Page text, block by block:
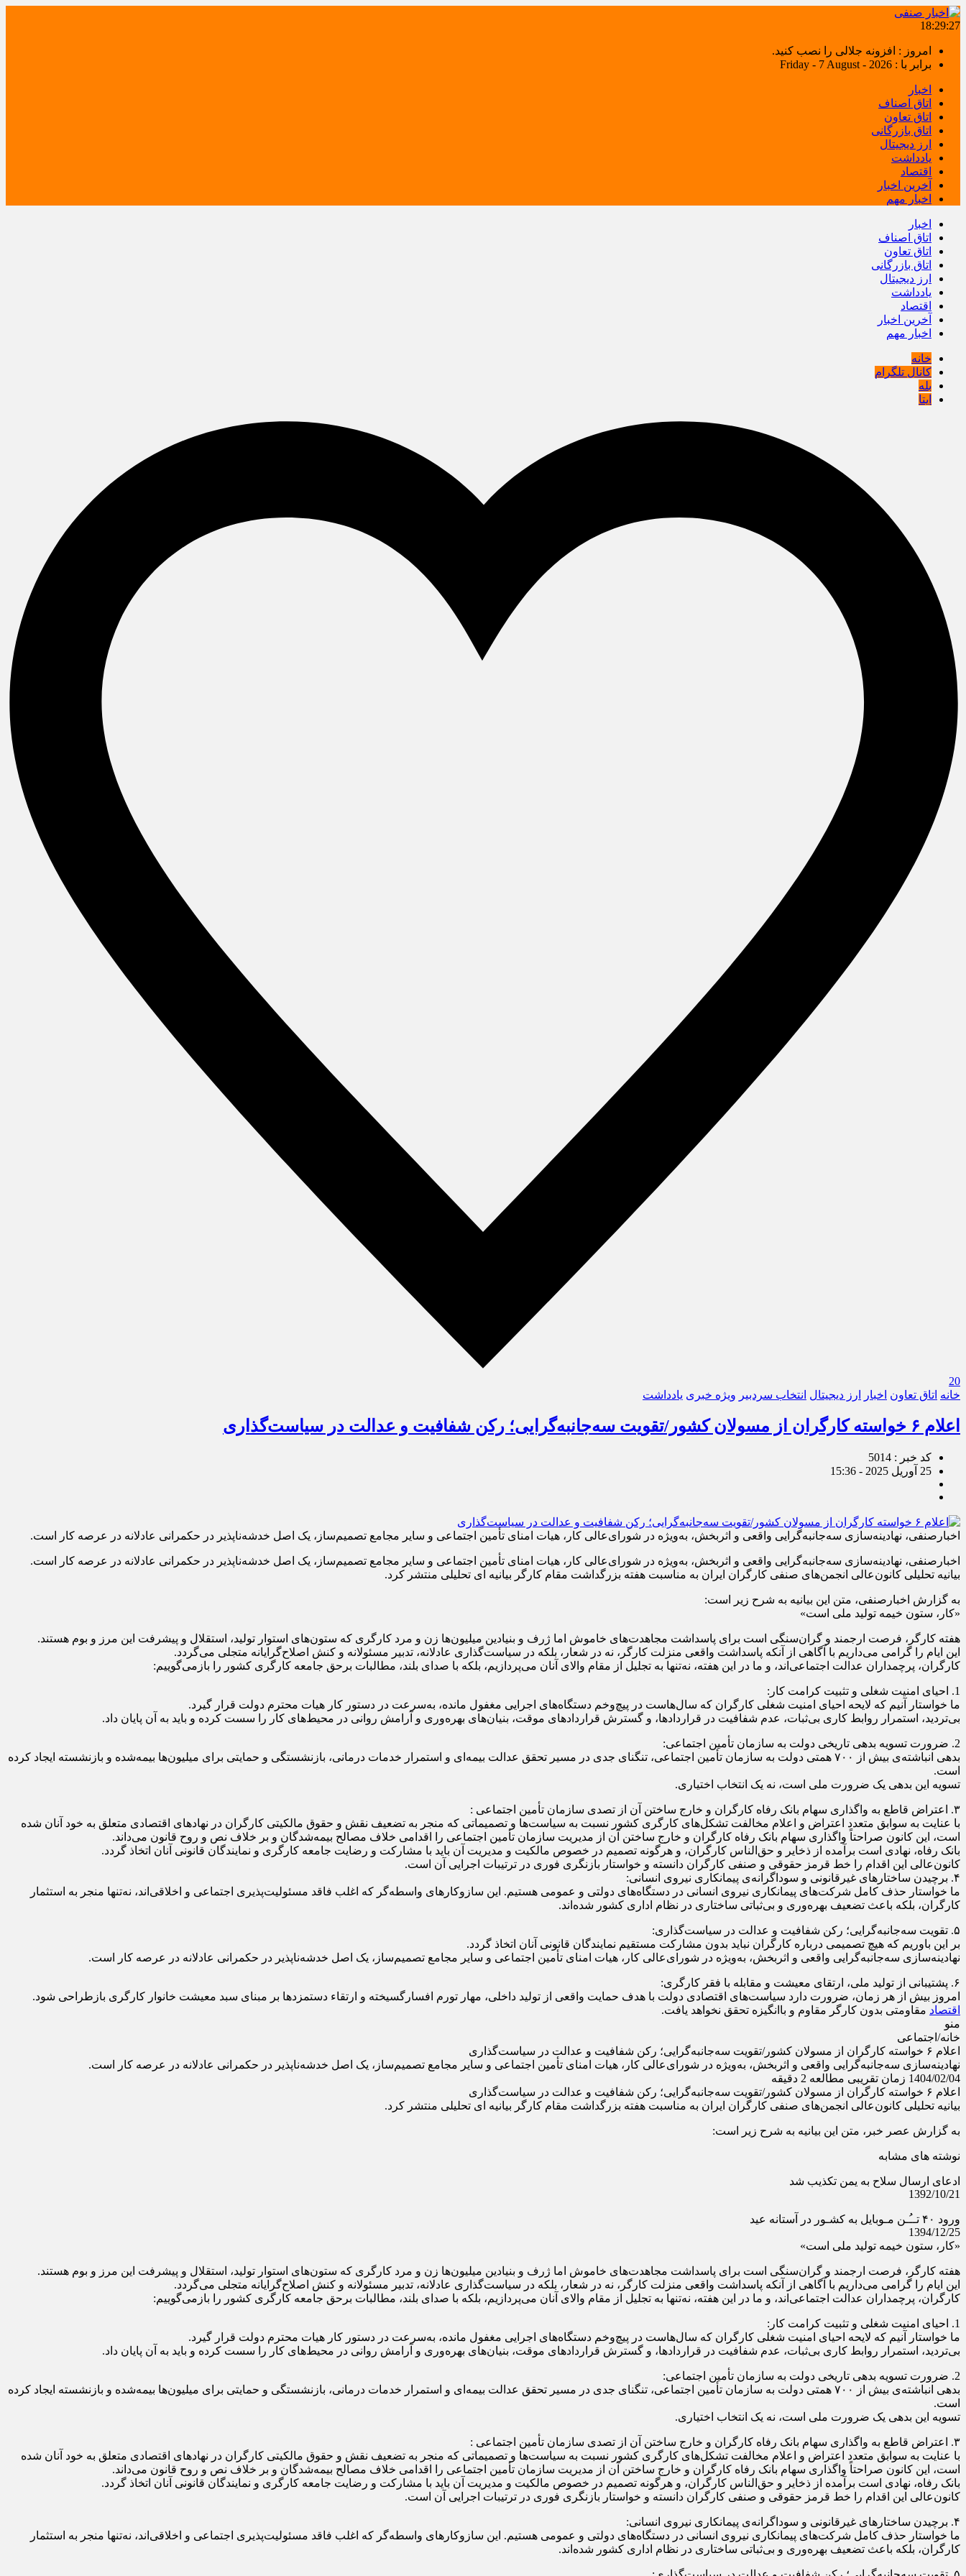
18:29:28
امروز : افزونه جلالی را نصب کنید.
برابر با : Friday - 7 August - 2026
اخبار
اتاق اصناف
اتاق تعاون
اتاق بازرگانی
ارز دیجیتال
یادداشت
اقتصاد
آخرین اخبار
اخبار مهم
اخبار
اتاق اصناف
اتاق تعاون
اتاق بازرگانی
ارز دیجیتال
یادداشت
اقتصاد
آخرین اخبار
اخبار مهم
خانه
کانال تلگرام
بله
ایتا
20
خانه اتاق تعاون اخبار ارز دیجیتال انتخاب سردبیر ویژه خبری یادداشت
اعلام ۶ خواسته کارگران از مسولان کشور/تقویت سه‌جانبه‌گرایی؛ رکن شفافیت و عدالت در سیاست‌گذاری
کد خبر : 5014
25 آوریل 2025 - 15:36
اخبارصنفی، نهادینه‌سازی سه‌جانبه‌گرایی واقعی و اثربخش، به‌ویژه در شورای‌عالی کار، هیات امنای تأمین اجتماعی و سایر مجامع تصمیم‌ساز، یک اصل خدشه‌ناپذیر در حکمرانی عادلانه در عرصه کار است.
اخبارصنفی، نهادینه‌سازی سه‌جانبه‌گرایی واقعی و اثربخش، به‌ویژه در شورای‌عالی کار، هیات امنای تأمین اجتماعی و سایر مجامع تصمیم‌ساز، یک اصل خدشه‌ناپذیر در حکمرانی عادلانه در عرصه کار است.
بیانیه تحلیلی کانون‌عالی انجمن‌های صنفی کارگران ایران به مناسبت هفته بزرگداشت مقام کارگر بیانیه ای تحلیلی منتشر کرد.
به گزارش اخبارصنفی، متن اين بيانيه به شرح زير است:
«کار، ستون خیمه تولید ملی است»
هفته کارگر، فرصت ارجمند و گران‌سنگی است برای پاسداشت مجاهدت‌های خاموش اما ژرف و بنیادین میلیون‌ها زن و مرد کارگری که ستون‌های استوار تولید، استقلال و پیشرفت این مرز و بوم هستند.
این ایام را گرامی می‌داریم با آگاهی از آنکه پاسداشت واقعی منزلت کارگر، نه در شعار، بلکه در سیاست‌گذاری عادلانه، تدبیر مسئولانه و کنش اصلاح‌گرایانه متجلی می‌گردد.
کارگران، پرچمداران عدالت اجتماعی‌اند، و ما در این هفته، نه‌تنها به تجلیل از مقام والای آنان می‌پردازیم، بلکه با صدای بلند، مطالبات برحق جامعه کارگری کشور را بازمی‌گوییم:
1. احیای امنیت شغلی و تثبیت کرامت کار:
ما خواستار آنیم که لایحه احیای امنیت شغلی کارگران که سال‌هاست در پیچ‌وخم دستگاه‌های اجرایی مغفول مانده، به‌سرعت در دستور کار هیات محترم دولت قرار گیرد.
بی‌تردید، استمرار روابط کاری بی‌ثبات، عدم شفافیت در قراردادها، و گسترش قراردادهای موقت، بنیان‌های بهره‌وری و آرامش روانی در محیط‌های کار را سست کرده و باید به آن پایان داد.
2. ضرورت تسویه بدهی تاریخی دولت به سازمان تأمین اجتماعی:
بدهی انباشته‌ی بیش از ۷۰۰ همتی دولت به سازمان تأمین اجتماعی، تنگنای جدی در مسیر تحقق عدالت بیمه‌ای و استمرار خدمات درمانی، بازنشستگی و حمایتی برای میلیون‌ها بیمه‌شده و بازنشسته ایجاد کرده
است.
تسویه این بدهی یک ضرورت ملی است، نه یک انتخاب اختیاری.
۳. اعتراض قاطع به واگذاری سهام بانک رفاه کارگران و خارج‌ ساختن آن از تصدی سازمان تأمین اجتماعی :
با عنایت به سوابق متعدد اعتراض و اعلام مخالفت تشکل‌های کارگری کشور نسبت به سیاست‌ها و تصمیماتی که منجر به تضعیف نقش و حقوق مالکیتی کارگران در نهادهای اقتصادی متعلق به خود آنان شده
است، این کانون صراحتاً واگذاری سهام بانک رفاه کارگران و خارج‌ ساختن آن از مدیریت سازمان تأمین اجتماعی را اقدامی خلاف مصالح بیمه‌شدگان و بر خلاف نص و روح قانون می‌داند.
بانک رفاه، نهادی است برآمده از ذخایر و حق‌الناس کارگران، و هرگونه تصمیم در خصوص مالکیت و مدیریت آن باید با مشارکت و رضایت جامعه کارگری و نمایندگان قانونی آنان اتخاذ گردد.
کانون‌عالی این اقدام را خط قرمز حقوقی و صنفی کارگران دانسته و خواستار بازنگری فوری در ترتیبات اجرایی آن است.
۴. برچیدن ساختارهای غیرقانونی و سوداگرانه‌ی پیمانکاری نیروی انسانی:
ما خواستار حذف کامل شرکت‌های پیمانکاری نیروی انسانی در دستگاه‌های دولتی و عمومی هستیم. این سازوکارهای واسطه‌گر که اغلب فاقد مسئولیت‌پذیری اجتماعی و اخلاقی‌اند، نه‌تنها منجر به استثمار
کارگران، بلکه باعث تضعیف بهره‌وری و بی‌ثباتی ساختاری در نظام اداری کشور شده‌اند.
۵. تقویت سه‌جانبه‌گرایی؛ رکن شفافیت و عدالت در سیاست‌گذاری:
بر این باوریم که هیچ تصمیمی درباره کارگران نباید بدون مشارکت مستقیم نمایندگان قانونی آنان اتخاذ گردد.
نهادینه‌سازی سه‌جانبه‌گرایی واقعی و اثربخش، به‌ویژه در شورای‌عالی کار، هیات امنای تأمین اجتماعی و سایر مجامع تصمیم‌ساز، یک اصل خدشه‌ناپذیر در حکمرانی عادلانه در عرصه کار است.
۶. پشتیبانی از تولید ملی، ارتقای معیشت و مقابله با فقر کارگری:
امروز بیش از هر زمان، ضرورت دارد سیاست‌های اقتصادی دولت با هدف حمایت واقعی از تولید داخلی، مهار تورم افسارگسیخته و ارتقاء دستمزدها بر مبنای سبد معیشت خانوار کارگری بازطراحی شود.
اقتصاد مقاومتی بدون کارگر مقاوم و باانگیزه تحقق نخواهد یافت.
منو
خانه/اجتماعی
اعلام ۶ خواسته کارگران از مسولان کشور/تقویت سه‌جانبه‌گرایی؛ رکن شفافیت و عدالت در سیاست‌گذاری
نهادینه‌سازی سه‌جانبه‌گرایی واقعی و اثربخش، به‌ویژه در شورای‌عالی کار، هیات امنای تأمین اجتماعی و سایر مجامع تصمیم‌ساز، یک اصل خدشه‌ناپذیر در حکمرانی عادلانه در عرصه کار است.
1404/02/04 زمان تقریبی مطالعه 2 دقیقه
اعلام ۶ خواسته کارگران از مسولان کشور/تقویت سه‌جانبه‌گرایی؛ رکن شفافیت و عدالت در سیاست‌گذاری
بیانیه تحلیلی کانون‌عالی انجمن‌های صنفی کارگران ایران به مناسبت هفته بزرگداشت مقام کارگر بیانیه ای تحلیلی منتشر کرد.
به گزارش عصر خبر، متن اين بيانيه به شرح زير است:
نوشته های مشابه
ادعای ارسال سلاح به یمن تکذیب شد
1392/10/21
ورود ۴۰ تــُـن مـوبایل به کشـور در آستانه عید
1394/12/25
«کار، ستون خیمه تولید ملی است»
هفته کارگر، فرصت ارجمند و گران‌سنگی است برای پاسداشت مجاهدت‌های خاموش اما ژرف و بنیادین میلیون‌ها زن و مرد کارگری که ستون‌های استوار تولید، استقلال و پیشرفت این مرز و بوم هستند.
این ایام را گرامی می‌داریم با آگاهی از آنکه پاسداشت واقعی منزلت کارگر، نه در شعار، بلکه در سیاست‌گذاری عادلانه، تدبیر مسئولانه و کنش اصلاح‌گرایانه متجلی می‌گردد.
کارگران، پرچمداران عدالت اجتماعی‌اند، و ما در این هفته، نه‌تنها به تجلیل از مقام والای آنان می‌پردازیم، بلکه با صدای بلند، مطالبات برحق جامعه کارگری کشور را بازمی‌گوییم:
1. احیای امنیت شغلی و تثبیت کرامت کار:
ما خواستار آنیم که لایحه احیای امنیت شغلی کارگران که سال‌هاست در پیچ‌وخم دستگاه‌های اجرایی مغفول مانده، به‌سرعت در دستور کار هیات محترم دولت قرار گیرد.
بی‌تردید، استمرار روابط کاری بی‌ثبات، عدم شفافیت در قراردادها، و گسترش قراردادهای موقت، بنیان‌های بهره‌وری و آرامش روانی در محیط‌های کار را سست کرده و باید به آن پایان داد.
2. ضرورت تسویه بدهی تاریخی دولت به سازمان تأمین اجتماعی:
بدهی انباشته‌ی بیش از ۷۰۰ همتی دولت به سازمان تأمین اجتماعی، تنگنای جدی در مسیر تحقق عدالت بیمه‌ای و استمرار خدمات درمانی، بازنشستگی و حمایتی برای میلیون‌ها بیمه‌شده و بازنشسته ایجاد کرده
است.
تسویه این بدهی یک ضرورت ملی است، نه یک انتخاب اختیاری.
۳. اعتراض قاطع به واگذاری سهام بانک رفاه کارگران و خارج‌ ساختن آن از تصدی سازمان تأمین اجتماعی :
با عنایت به سوابق متعدد اعتراض و اعلام مخالفت تشکل‌های کارگری کشور نسبت به سیاست‌ها و تصمیماتی که منجر به تضعیف نقش و حقوق مالکیتی کارگران در نهادهای اقتصادی متعلق به خود آنان شده
است، این کانون صراحتاً واگذاری سهام بانک رفاه کارگران و خارج‌ ساختن آن از مدیریت سازمان تأمین اجتماعی را اقدامی خلاف مصالح بیمه‌شدگان و بر خلاف نص و روح قانون می‌داند.
بانک رفاه، نهادی است برآمده از ذخایر و حق‌الناس کارگران، و هرگونه تصمیم در خصوص مالکیت و مدیریت آن باید با مشارکت و رضایت جامعه کارگری و نمایندگان قانونی آنان اتخاذ گردد.
کانون‌عالی این اقدام را خط قرمز حقوقی و صنفی کارگران دانسته و خواستار بازنگری فوری در ترتیبات اجرایی آن است.
۴. برچیدن ساختارهای غیرقانونی و سوداگرانه‌ی پیمانکاری نیروی انسانی:
ما خواستار حذف کامل شرکت‌های پیمانکاری نیروی انسانی در دستگاه‌های دولتی و عمومی هستیم. این سازوکارهای واسطه‌گر که اغلب فاقد مسئولیت‌پذیری اجتماعی و اخلاقی‌اند، نه‌تنها منجر به استثمار
کارگران، بلکه باعث تضعیف بهره‌وری و بی‌ثباتی ساختاری در نظام اداری کشور شده‌اند.